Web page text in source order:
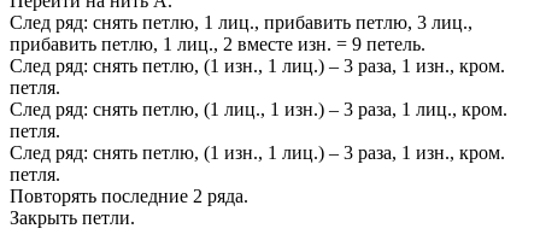
След ряд: снять петлю, 1 лиц., прибавить петлю, 3 лиц.,
прибавить петлю, 1 лиц., 2 вместе изн. = 9 петель.
След ряд: снять петлю, (1 изн., 1 лиц.) – 3 раза, 1 изн., кром.
петля.
След ряд: снять петлю, (1 лиц., 1 изн.) – 3 раза, 1 лиц., кром.
петля.
След ряд: снять петлю, (1 изн., 1 лиц.) – 3 раза, 1 изн., кром.
петля.
Повторять последние 2 ряда.
Закрыть петли.